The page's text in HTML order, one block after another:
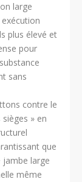
large
plus élevé et
pour
sans
contre le
» en
que
large
même